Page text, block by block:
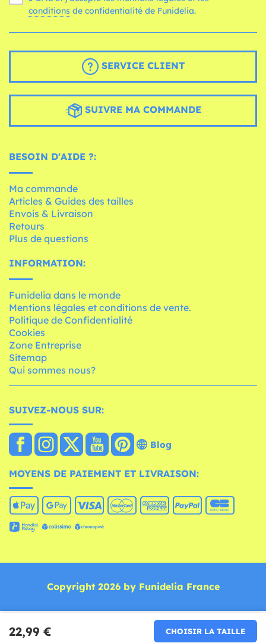
22,99 € CHOISIR LA TAILLE
conditions de confidentialité de Funidelia.
SERVICE CLIENT
SUIVRE MA COMMANDE
BESOIN D'AIDE ?:
Ma commande
Articles & Guides des tailles
Envois & Livraison
Retours
Plus de questions
INFORMATION:
Funidelia dans le monde
Mentions légales et conditions de vente.
Politique de Confidentialité
Cookies
Zone Entreprise
Sitemap
Qui sommes nous?
SUIVEZ-NOUS SUR:
Blog
MOYENS DE PAIEMENT ET LIVRAISON:
Copyright 2026 by Funidelia France